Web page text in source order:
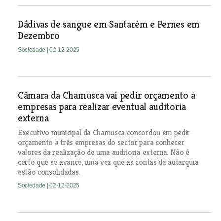
Dádivas de sangue em Santarém e Pernes em
Dezembro
Sociedade | 02-12-2025
Câmara da Chamusca vai pedir orçamento a
empresas para realizar eventual auditoria
externa
Executivo municipal da Chamusca concordou em pedir
orçamento a três empresas do sector para conhecer
valores da realização de uma auditoria externa. Não é
certo que se avance, uma vez que as contas da autarquia
estão consolidadas.
Sociedade | 02-12-2025